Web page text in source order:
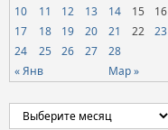
« Янв Мар »
10
11 12 13 14 15
16
17
18 19 20 21 22
23
24
25 26 27 28